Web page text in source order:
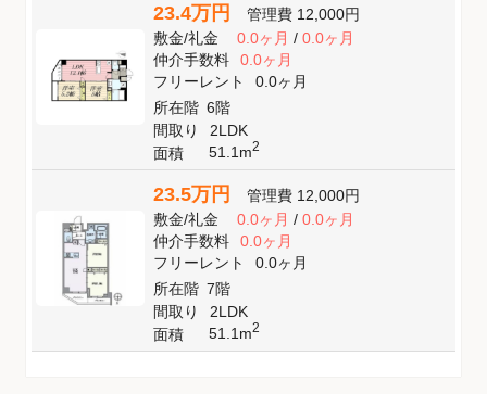
23.4万円 管理費 12,000円
敷金/礼金 0.0ヶ月/ 0.0ヶ月
仲介手数料
0.0ヶ月
フリーレント
0.0ヶ月
所在階 6階
間取り
2LDK
面積
51.1m2
23.5万円 管理費 12,000円
敷金/礼金 0.0ヶ月/ 0.0ヶ月
仲介手数料
0.0ヶ月
フリーレント
0.0ヶ月
所在階 7階
間取り
2LDK
面積
51.1m2